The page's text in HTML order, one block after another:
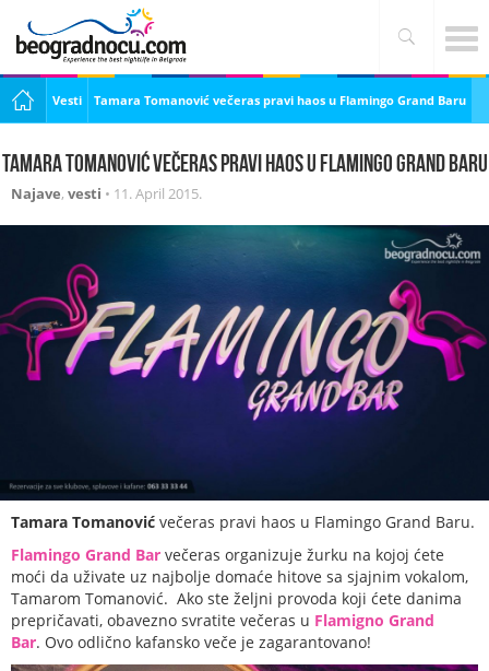
Vesti Tamara Tomanović večeras pravi haos u Flamingo Grand Baru
Tamara Tomanović večeras pravi haos u Flamingo Grand Baru
Najave, vesti • 11. April 2015.
Tamara Tomanović večeras pravi haos u Flamingo Grand Baru.
Flamingo Grand Bar večeras organizuje žurku na kojoj ćete
moći da uživate uz najbolje domaće hitove sa sjajnim vokalom,
Tamarom Tomanović. Ako ste željni provoda koji ćete danima
prepričavati, obavezno svratite večeras u Flamigno Grand
Bar. Ovo odlično kafansko veče je zagarantovano!